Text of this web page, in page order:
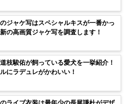
ジャケ写はスペシャルキスが一番かっ
の高画質ジャケ写を調査します！
枝駿佑が飼っている愛犬を一挙紹介！
にラデュレがかわいい！